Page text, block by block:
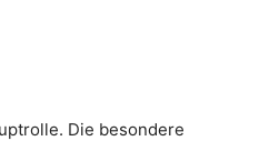
Die besondere